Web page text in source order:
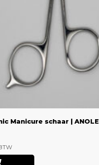
Manicure schaar | ANOLE